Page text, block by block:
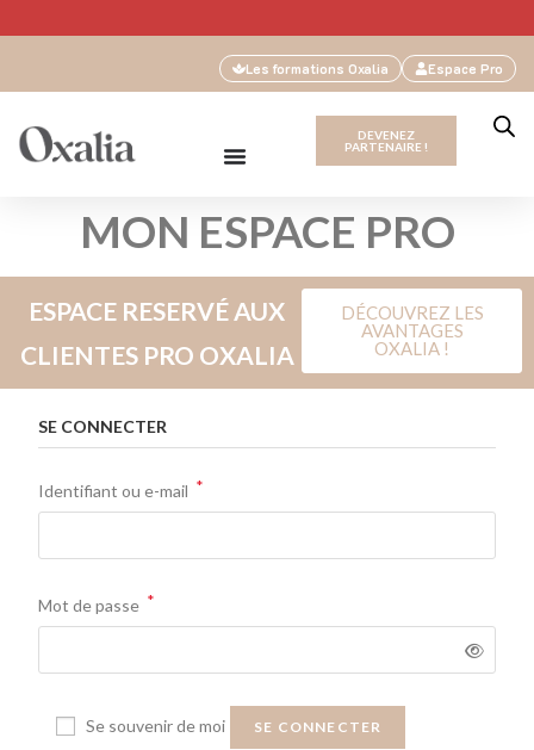
Espace Pro
Les formations Oxalia
DEVENEZ
PARTENAIRE !
MON ESPACE PRO
ESPACE RESERVÉ AUX
CLIENTES PRO OXALIA
DÉCOUVREZ LES
AVANTAGES
OXALIA !
SE CONNECTER
Identifiant ou e-mail *
Mot de passe *
Se souvenir de moi SE CONNECTER